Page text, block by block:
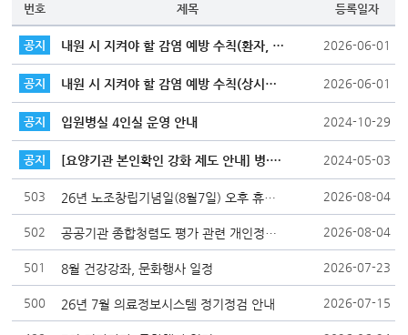
번호 제목 등록일자
공지 내원 시 지켜야 할 감염 예방 수칙(환자, 보호자) 2026-06-01
공지 내원 시 지켜야 할 감염 예방 수칙(상시출입자) 2026-06-01
공지 입원병실 4인실 운영 안내 2024-10-29
공지 [요양기관 본인확인 강화 제도 안내] 병·의원 갈 땐 신분증 꼭 챙기세요! 2024-05-03
503 26년 노조창립기념일(8월7일) 오후 휴진 안내 2026-08-04
502 공공기관 종합청렴도 평가 관련 개인정보 제3자 제공사항 알림 2026-08-04
501 8월 건강강좌, 문화행사 일정 2026-07-23
500 26년 7월 의료정보시스템 정기정검 안내 2026-07-15